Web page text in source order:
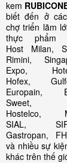
kem
biết đến ở
chợ triển lãm
thực phẩm
Host Milan,
Rimini,
Expo,
Hofex,
Europain,
Sweet,
Hostelco,
SIAL,
Gastropan,
và nhiều sự
khác trên thế